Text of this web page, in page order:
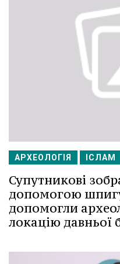
АРХЕОЛОГІЯ ІСЛАМ
Супутникові
допомогою
допомогли
локацію давньої